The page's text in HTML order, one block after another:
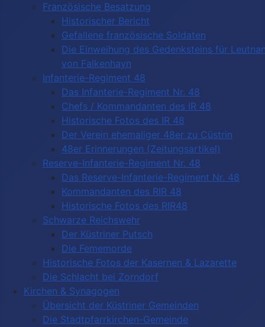
Französische Besatzung
Historischer Bericht
Gefallene französische Soldaten
Die Einweihung des Gedenksteins für
von Falkenhayn
Infanterie-Regiment 48
Das Infanterie-Regiment Nr. 48
Chefs / Kommandanten des IR 48
Historische Fotos des IR 48
Der Verein ehemaliger 48er zu Cüstrin
48er Erinnerungen (Zeitungsartikel)
Reserve-Infanterie-Regiment Nr. 48
Das Reserve-Infanterie-Regiment Nr. 48
Kommandanten des RIR 48
Historische Fotos des RIR48
Schwarze Reichswehr
Der Küstriner Putsch
Die Fememorde
Historische Fotos der Kasernen & Lazarette
Die Schlacht bei Zorndorf
Kirchen & Synagogen
Übersicht der Küstriner Gemeinden
Die Stadtpfarrkirchen-Gemeinde